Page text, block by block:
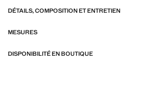
DÉTAILS, COMPOSITION ET ENTRETIEN
MESURES
DISPONIBILITÉ EN BOUTIQUE